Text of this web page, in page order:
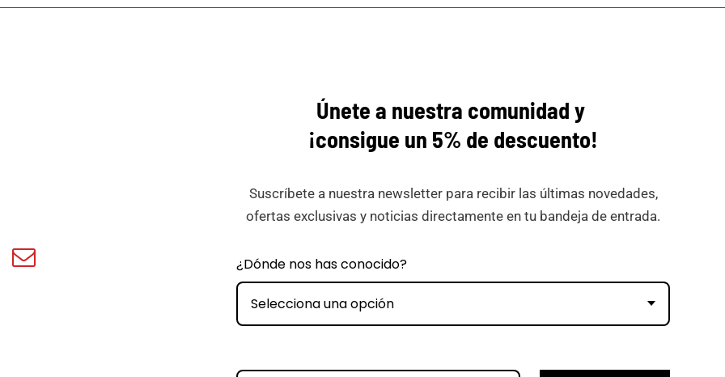
Minicar
Únete a nuestra comunidad y
¡consigue un 5% de descuento!
Suscríbete a nuestra newsletter para recibir las últimas novedades,
ofertas exclusivas y noticias directamente en tu bandeja de entrada.
¿Dónde nos has conocido?
Selecciona una opción